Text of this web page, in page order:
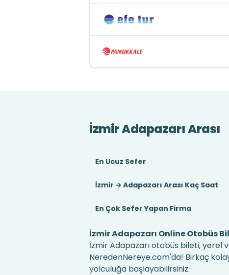
İzmir Adapazarı Arası
En Ucuz Sefer
İzmir → Adapazarı Arası Kaç Saat
En Çok Sefer Yapan Firma
İzmir Adapazarı Online Otobüs
İzmir Adapazarı otobüs bileti, yerel
NeredenNereye.com'da! Birkaç
yolculuğa başlayabilirsiniz.